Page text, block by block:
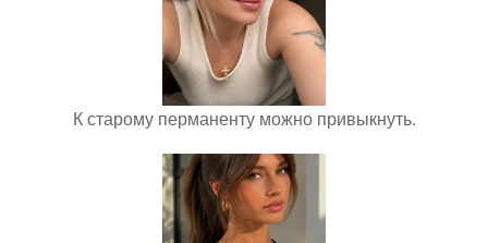
К старому перманенту можно привыкнуть.